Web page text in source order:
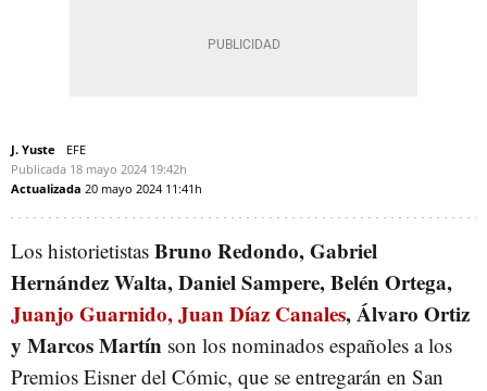
J. Yuste
EFE
Publicada 18 mayo 2024 19:42h
Actualizada 20 mayo 2024 11:41h
Los historietistas Bruno Redondo, Gabriel
Hernández Walta, Daniel Sampere, Belén Ortega,
Juanjo Guarnido, Juan Díaz Canales, Álvaro Ortiz
y Marcos Martín son los nominados españoles a los
Premios Eisner del Cómic, que se entregarán en San